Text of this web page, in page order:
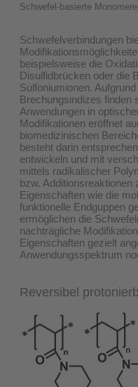
Schwefel-basierte
Schwefelverbindungen
beispielsweise die
Disulfidbrücken oder die
Sulfoniumionen.
Brechungsindizes finden
Anwendungen in
Modifikationen eröffnet
biomedizinischen
besteht darin
entwickeln und mit
mittels radikalischer
bzw. Additionsreaktionen
Eigenschaften wie die
funktionelle Endguppen
ermöglichen die
nachträgliche
Eigenschaften gezielt
Anwendungsspektrum
Reversibel